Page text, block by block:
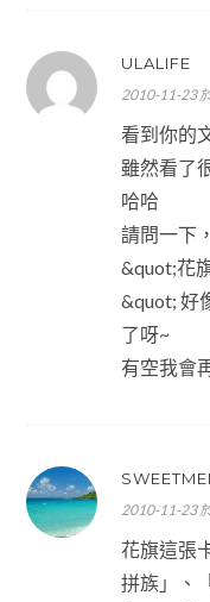
ULALIFE
2010-11-23
看到你的
雖然看了
哈哈
請問一下，
&quot;花
&quot; 好
了呀~
有空我會
2010-11-23
花旗這張
拼族」、